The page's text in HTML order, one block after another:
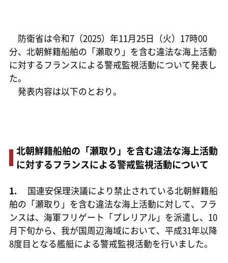
防衛省は令和7（2025）年11月25日（火）17時00
分、北朝鮮籍船舶の「瀬取り」を含む違法な海上活動
に対するフランスによる警戒監視活動について発表し
た。
発表内容は以下のとおり。
北朝鮮籍船舶の「瀬取り」を含む違法な海上活動
に対するフランスによる警戒監視活動について
1.
国連安保理決議により禁止されている北朝鮮籍船
舶の「瀬取り」を含む違法な海上活動に対して、フラ
ンスは、海軍フリゲート「プレリアル」を派遣し、10
月下旬から、我が国周辺海域において、平成31年以降
8度目となる艦艇による警戒監視活動を行いました。